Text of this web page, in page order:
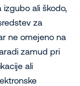
ali škodo,
za
ne omejeno na
zamud pri
ali